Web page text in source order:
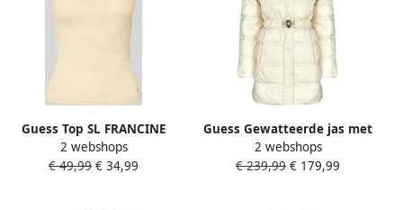
Guess Top SL FRANCINE
SMOCK HOTFIX TOP
W6GP14 K2940
2 webshops
€ 49,99 € 34,99
Guess Gewatteerde jas met
capuchon
2 webshops
€ 239,99 € 179,99